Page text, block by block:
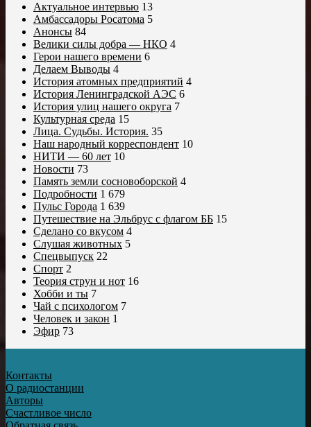
Актуальное интервью 13
Амбассадоры Росатома 5
Анонсы 84
Велики силы добра — НКО 4
Герои нашего времени 6
Делаем Выводы 4
История атомных предприятий 4
История Ленинградской АЭС 6
История улиц нашего округа 7
Культурная среда 15
Лица. Судьбы. История. 35
Наш народный корреспондент 10
НИТИ — 60 лет 10
Новости 73
Память земли сосновоборской 4
Подробности 1 679
Пульс Города 1 639
Путешествие на Эльбрус с флагом ББ 15
Сделано со вкусом 4
Слушая животных 5
Спецвыпуск 22
Спорт 2
Теория струн и нот 16
Хобби и ты 7
Чай с психологом 7
Человек и закон 1
Эфир 73
Контакты
О радиостанции
Авторы
Счастливое число